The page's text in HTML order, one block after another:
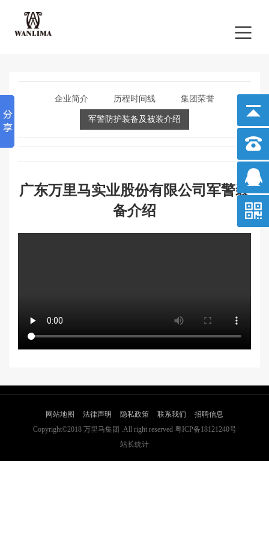
企业简介 历程时间线 集团荣誉
军警防护装备及被装介绍
广东万里马实业股份有限公司军警装
备介绍
网站地图 法律声明 隐私政策 联系我们
招聘信息
Copyright©2018 万里马集团 .All right reserved 粤ICP备18121240号
站长统计